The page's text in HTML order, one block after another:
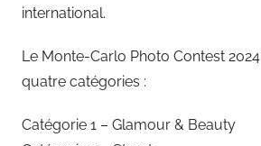
international.
Le Monte-Carlo Photo Contest
quatre catégories :
Catégorie 1 – Glamour & Beauty